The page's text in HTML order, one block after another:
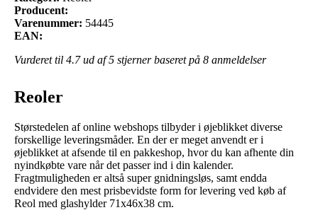
Producent:
Varenummer: 54445
EAN:
Vurderet til 4.7ud af 5 stjerner baseret på 8 anmeldelser
Reoler
Størstedelen af online webshops tilbyder i øjeblikket diverse
forskellige leveringsmåder. En der er meget anvendt er i
øjeblikket at afsende til en pakkeshop, hvor du kan afhente din
nyindkøbte vare når det passer ind i din kalender.
Fragtmuligheden er altså super gnidningsløs, samt endda
endvidere den mest prisbevidste form for levering ved køb af
Reol med glashylder 71x46x38 cm.